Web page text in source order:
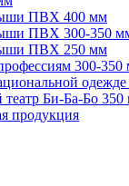
ПВХ 400 мм
ПВХ 300-350
ПВХ 250 мм
300-350
театр Би-Ба-Бо 350
продукция